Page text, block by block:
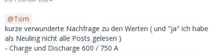
Tom
kurze verwunderte Nachfrage zu den Werten ( und "ja" ich habe
als Neuling nicht alle Posts gelesen )
- Charge und Discharge 600 / 750 A